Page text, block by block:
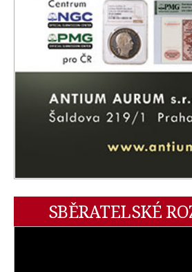
SBĚRATELSKÉ